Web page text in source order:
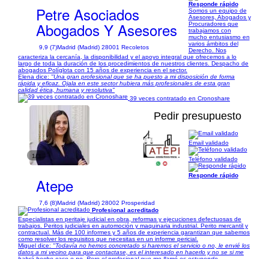
Petre Asociados
Abogados Y Asesores
9,9 (7)Madrid (Madrid) 28001 Recoletos
Responde rápido
Somos un equipo de
Asesores, Abogados y
Procuradores que
trabajamos con
mucho entusiasmo en
varios ámbitos del
Derecho. Nos
caracteriza la cercanía, la disponibilidad y el apoyo integral que ofrecemos a lo
largo de toda la duración de los procedimientos de nuestros clientes. Despacho de
abogados Políglota con 15 años de experiencia en el sector.
Elena dice: "Una gran profesional que se ha puesto a mi disposición de forma
rápida y eficaz. Ojala en este sector hubiera más profesionales de esta gran
calidad ética, humana y resolutiva"
39 veces contratado en Cronoshare
1/3
Pedir presupuesto
Atepe
7,6 (8)Madrid (Madrid) 28002 Prosperidad
Email validado
Teléfono validado
Responde rápido
Profesional acreditado
Especialistas en peritaje judicial en obra, reformas y ejecuciones defectuosas de
trabajos. Peritos judiciales en automoción y maquinaria industrial. Perito mercantil y
contractual. Más de 100 informes y 5 años de experiencia garantizan que sabemos
como resolver los requisitos que necesitas en un informe pericial.
Miguel dice: "Todavía no hemos concretado si haremos el servicio o no, le envié los
datos a mi vecino para que contactase, es el interesado en hacerlo y no se si me